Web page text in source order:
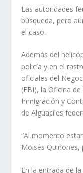
Las autoridades
búsqueda, pero
el caso.
Además del
policía y en el
oficiales del
(FBI), la Oficina
Inmigración y
de Alguaciles
“Al momento
Moisés Quiñones,
En la entrada de